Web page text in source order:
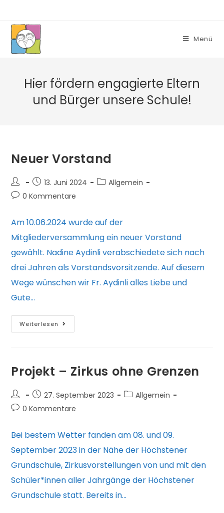
springen
Menü
Hier fördern engagierte Eltern
und Bürger unsere Schule!
Neuer Vorstand
Beitrags-
Autor:
Beitrag
veröffentlicht:
13. Juni 2024
Beitrags-
Allgemein
Beitrags-
0 Kommentare
Am 10.06.2024 wurde auf der
Mitgliederversammlung ein neuer Vorstand
gewählt. Nadine Aydinli verabschiedete sich nach
drei Jahren als Vorstandsvorsitzende. Auf diesem
Wege wünschen wir Fr. Aydinli alles Liebe und
Gute…
Weiterlesen
Vorstand
Projekt – Zirkus ohne Grenzen
Beitrags-
Autor:
Beitrag
veröffentlicht:
27. September 2023
Beitrags-
Allgemein
Beitrags-
0 Kommentare
Bei bestem Wetter fanden am 08. und 09.
September 2023 in der Nähe der Höchstener
Grundschule, Zirkusvorstellungen von und mit den
Schüler*innen aller Jahrgänge der Höchstener
Grundschule statt. Bereits in…